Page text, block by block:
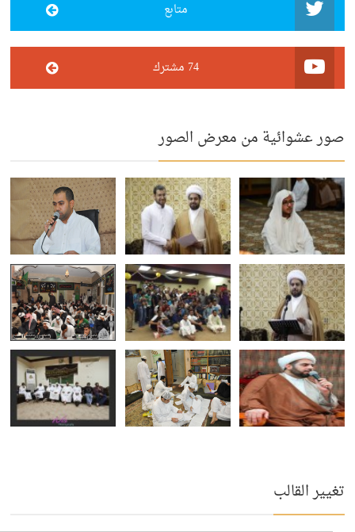
متابع
74 مشترك
صور عشوائية من معرض الصور
تغيير القالب